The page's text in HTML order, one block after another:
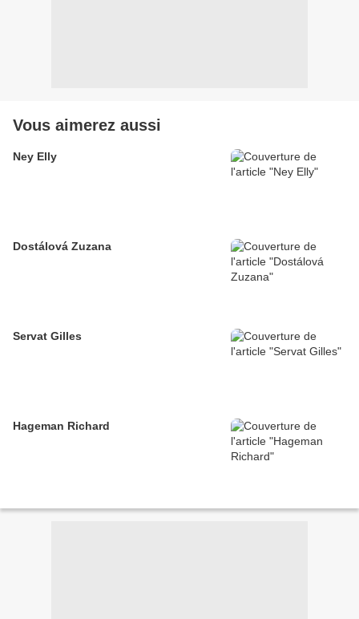
Vous aimerez aussi
Ney Elly
Dostálová Zuzana
Servat Gilles
Hageman Richard